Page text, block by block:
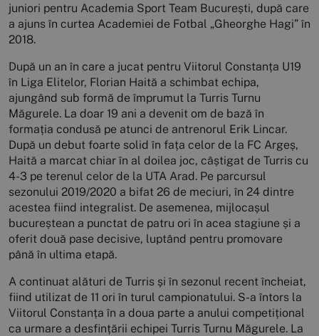
juniori pentru Academia Sport Team București, după care
a ajuns în curtea Academiei de Fotbal „Gheorghe Hagi” în
2018.
După un an în care a jucat pentru Viitorul Constanța U19
în Liga Elitelor, Florian Haită a schimbat echipa,
ajungând sub formă de împrumut la Turris Turnu
Măgurele. La doar 19 ani a devenit om de bază în
formația condusă pe atunci de antrenorul Erik Lincar.
După un debut foarte solid în fața celor de la FC Argeș,
Haită a marcat chiar în al doilea joc, câștigat de Turris cu
4-3 pe terenul celor de la UTA Arad. Pe parcursul
sezonului 2019/2020 a bifat 26 de meciuri, în 24 dintre
acestea fiind integralist. De asemenea, mijlocașul
bucureștean a punctat de patru ori în acea stagiune și a
oferit două pase decisive, luptând pentru promovare
până în ultima etapă.
A continuat alături de Turris și în sezonul recent încheiat,
fiind utilizat de 11 ori în turul campionatului. S-a întors la
Viitorul Constanța în a doua parte a anului competițional
ca urmare a desfințării echipei Turris Turnu Măgurele. La